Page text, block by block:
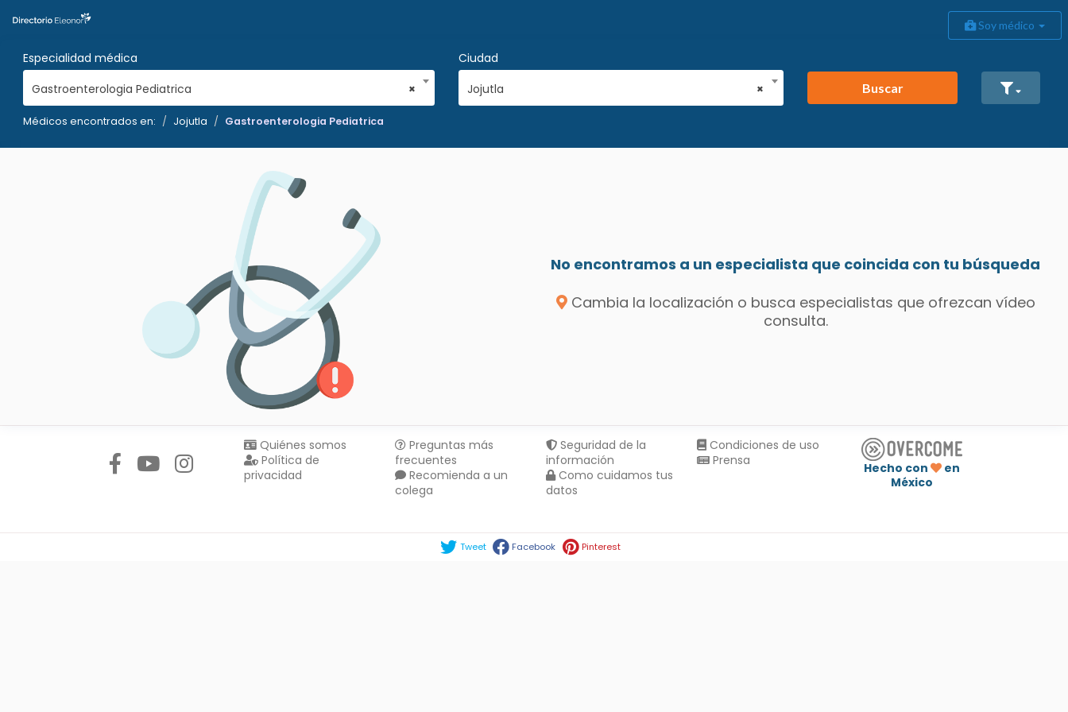
Soy médico
Especialidad médica
×
Gastroenterologia Pediatrica
Ciudad
×
Jojutla Buscar
Médicos encontrados en: Jojutla Gastroenterologia Pediatrica
No encontramos a un especialista que coincida con tu búsqueda
Cambia la localización o busca especialistas que ofrezcan vídeo
consulta.
Quiénes somos
Política de
privacidad
Preguntas más
frecuentes
Recomienda a un
colega
Seguridad de la
información
Como cuidamos tus
datos
Condiciones de uso
Prensa
Hecho con
en
México
Tweet Facebook Pinterest